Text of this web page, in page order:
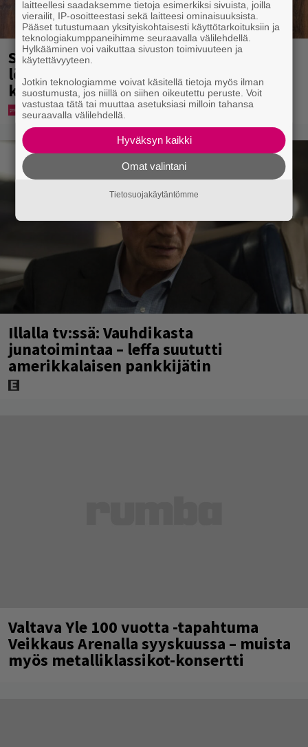
Syötkö perunoita näin? Tutkijat
löysivät yhteyden vakavaan
kansansairauteen
Illalla tv:ssä: Vauhdikasta
junatoimintaa – leffa suututti
amerikkalaisen pankkijätin
Valtava Yle 100 vuotta -tapahtuma
Veikkaus Arenalla syyskuussa – muista
myös metalliklassikot-konsertti
laitteellesi saadaksemme tietoja esimerkiksi sivuista, joilla
vierailit, IP-osoitteestasi sekä laitteesi ominaisuuksista.
Pääset tutustumaan yksityiskohtaisesti käyttötarkoituksiin ja
teknologiakumppaneihimme seuraavalla välilehdellä.
Hylkääminen voi vaikuttaa sivuston toimivuuteen ja
käytettävyyteen.
Jotkin teknologiamme voivat käsitellä tietoja myös ilman
suostumusta, jos niillä on siihen oikeutettu peruste. Voit
vastustaa tätä tai muuttaa asetuksiasi milloin tahansa
seuraavalla välilehdellä.
Hyväksyn kaikki
Omat valintani
Tietosuojakäytäntömme